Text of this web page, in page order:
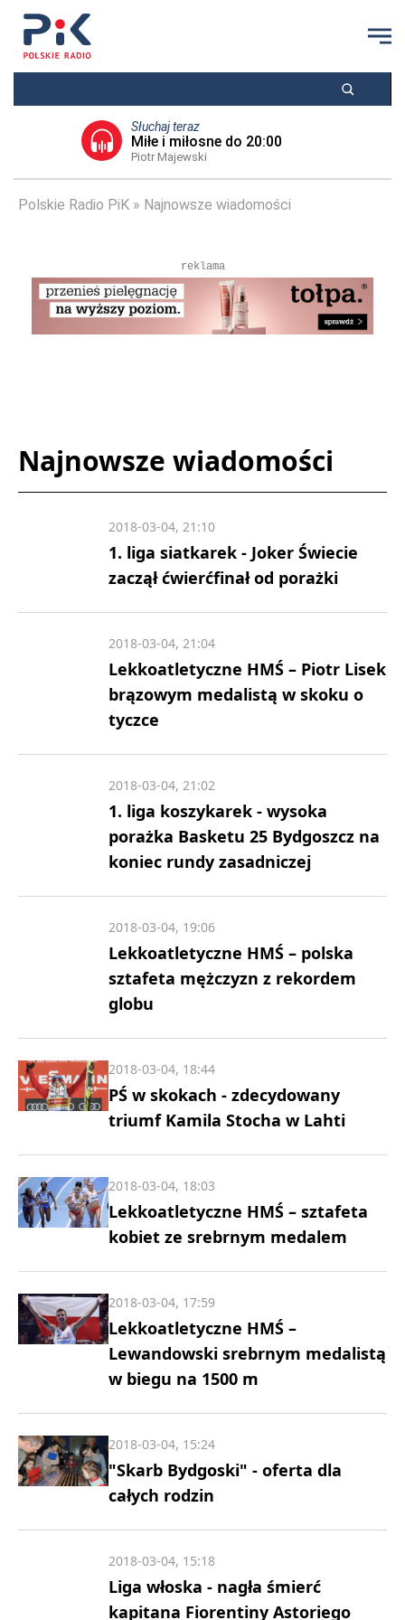
Słuchaj teraz
Miłe i miłosne do 20:00
Piotr Majewski
Polskie Radio PiK Najnowsze wiadomości
reklama
Najnowsze wiadomości
1. liga siatkarek - Joker Świecie
zaczął ćwierćfinał od porażki
2018-03-04, 21:10
Lekkoatletyczne HMŚ – Piotr Lisek
brązowym medalistą w skoku o
tyczce
2018-03-04, 21:04
1. liga koszykarek - wysoka
porażka Basketu 25 Bydgoszcz na
koniec rundy zasadniczej
2018-03-04, 21:02
Lekkoatletyczne HMŚ – polska
sztafeta mężczyzn z rekordem
globu
2018-03-04, 19:06
PŚ w skokach - zdecydowany
triumf Kamila Stocha w Lahti
2018-03-04, 18:44
Lekkoatletyczne HMŚ – sztafeta
kobiet ze srebrnym medalem
2018-03-04, 18:03
Lekkoatletyczne HMŚ –
Lewandowski srebrnym medalistą
w biegu na 1500 m
2018-03-04, 17:59
"Skarb Bydgoski" - oferta dla
całych rodzin
2018-03-04, 15:24
Liga włoska - nagła śmierć
kapitana Fiorentiny Astoriego
2018-03-04, 15:18